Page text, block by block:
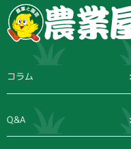
コラム
Q&A